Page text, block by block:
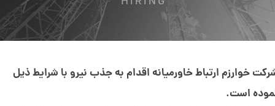
خوارزم ارتباط خاورمیانه اقدام به جذب نیرو با شرایط ذیل
است.